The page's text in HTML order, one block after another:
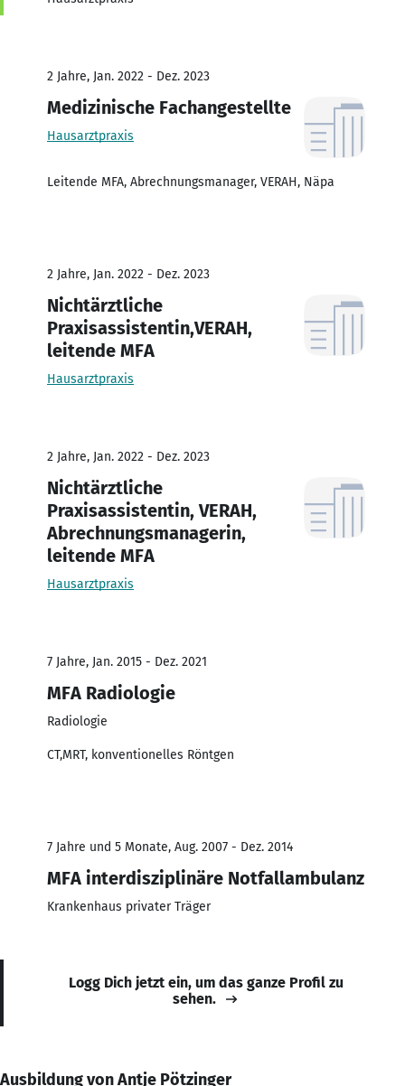
2 Jahre, Jan. 2022 - Dez. 2023
Medizinische Fachangestellte
Hausarztpraxis
Leitende MFA, Abrechnungsmanager, VERAH, Näpa
2 Jahre, Jan. 2022 - Dez. 2023
Nichtärztliche
Praxisassistentin,VERAH,
leitende MFA
Hausarztpraxis
2 Jahre, Jan. 2022 - Dez. 2023
Nichtärztliche
Praxisassistentin, VERAH,
Abrechnungsmanagerin,
leitende MFA
Hausarztpraxis
7 Jahre, Jan. 2015 - Dez. 2021
MFA Radiologie
Radiologie
CT,MRT, konventionelles Röntgen
7 Jahre und 5 Monate, Aug. 2007 - Dez. 2014
MFA interdisziplinäre Notfallambulanz
Krankenhaus privater Träger
Logg Dich jetzt ein, um das ganze Profil zu
sehen.
Ausbildung von Antje Pötzinger